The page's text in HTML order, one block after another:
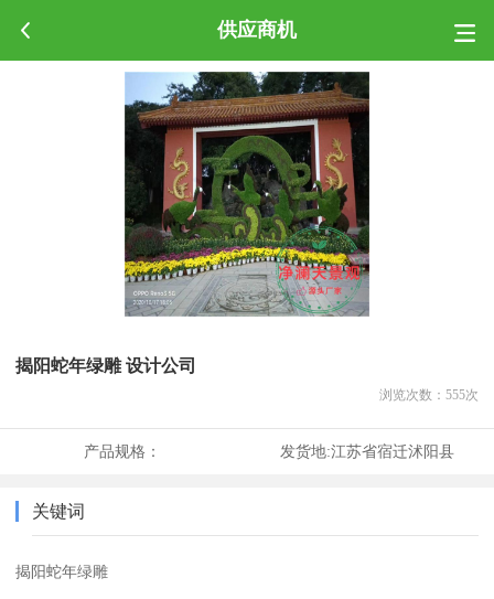
供应商机
揭阳蛇年绿雕 设计公司
浏览次数： 555次
产品规格： 发货地:江苏省宿迁沭阳县
关键词
揭阳蛇年绿雕